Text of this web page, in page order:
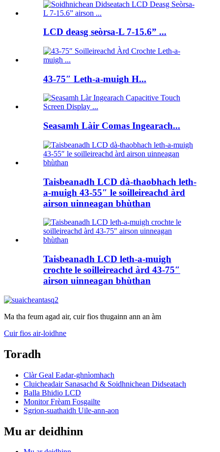
LCD deasg seòrsa-L 7-15.6” ...
43-75″ Leth-a-muigh H...
Seasamh Làir Comas Ingearach...
Taisbeanadh LCD dà-thaobhach leth-
a-muigh 43-55″ le soilleireachd àrd
airson uinneagan bhùthan
Taisbeanadh LCD leth-a-muigh
crochte le soilleireachd àrd 43-75″
airson uinneagan bhùthan
Ma tha feum agad air, cuir fios thugainn ann an àm
Cuir fios air-loidhne
Toradh
Clàr Geal Eadar-ghnìomhach
Cluicheadair Sanasachd & Soidhnichean Didseatach
Balla Bhidio LCD
Monitor Frèam Fosgailte
Sgrion-suathaidh Uile-ann-aon
Mu ar deidhinn